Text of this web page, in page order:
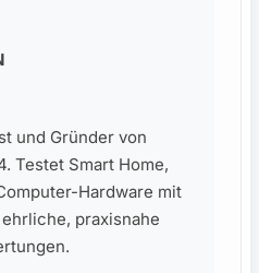
und Gründer von
Testet Smart Home,
Hardware mit
praxisnahe